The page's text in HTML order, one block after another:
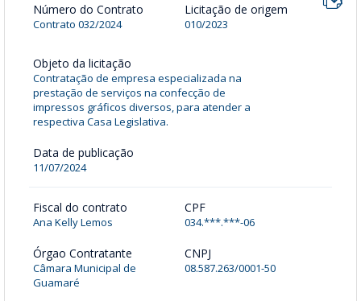
Número do Contrato
Contrato 032/2024
Licitação de origem
010/2023
Objeto da licitação
Contratação de empresa especializada na
prestação de serviços na confecção de
impressos gráficos diversos, para atender a
respectiva Casa Legislativa.
Data de publicação
11/07/2024
Fiscal do contrato
Ana Kelly Lemos
CPF
034.***.***-06
Órgao Contratante
Câmara Municipal de
Guamaré
CNPJ
08.587.263/0001-50